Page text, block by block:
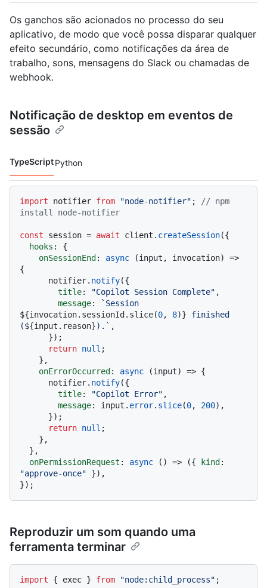
Os ganchos são acionados no processo do seu
aplicativo, de modo que você possa disparar qualquer
efeito secundário, como notificações da área de
trabalho, sons, mensagens do Slack ou chamadas de
webhook.
Notificação de desktop em eventos de
sessão
Idiomas de código navigation
TypeScriptPython
import notifier from "node-notifier" ;
// npm
install node-notifier
const session = await client. createSession({
hooks : {
onSessionEnd : async (input, invocation) =>
{
      notifier.
notify({
title: "Copilot Session Complete" ,
message:
${invocation.sessionId.slice(0, 8)} finished
(${input.reason}).` ,
return null ;
onErrorOccurred : async (input) => {
      notifier.
notify({
title: "Copilot Error" ,
message: input. error. slice(0, 200),
return null ;
onPermissionRequest : async () => ({ kind
"approve-once" }),
Reproduzir um som quando uma
ferramenta terminar
import { exec } from "node:child_process" ;